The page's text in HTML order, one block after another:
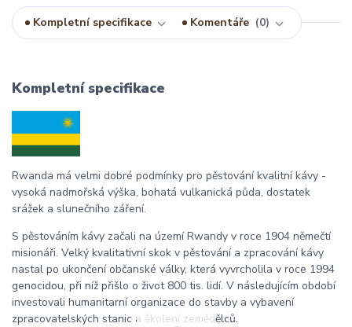
Kompletní specifikace Komentáře 0
Kompletní specifikace
Rwanda má velmi dobré podmínky pro pěstování kvalitní kávy -
vysoká nadmořská výška, bohatá vulkanická půda, dostatek
srážek a slunečního záření.
S pěstováním kávy začali na území Rwandy v roce 1904 němečtí
misionáři. Velký kvalitativní skok v pěstování a zpracování kávy
nastal po ukončení občanské války, která vyvrcholila v roce 1994
genocidou, při níž přišlo o život 800 tis. lidí. V následujícím období
investovali humanitarní organizace do stavby a vybavení
zpracovatelských stanic a školení zemědělců.